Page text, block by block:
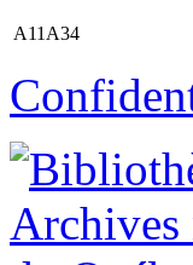
A11A34